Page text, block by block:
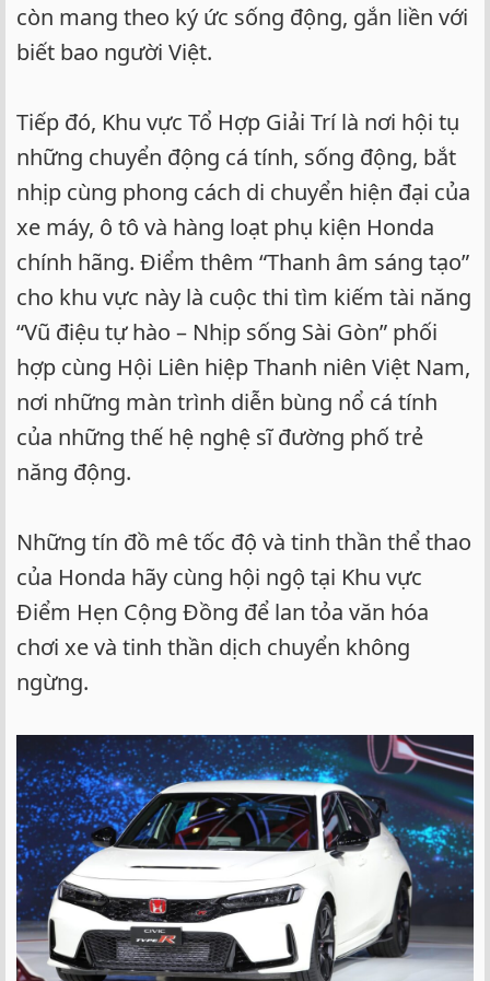
còn mang theo ký ức sống động, gắn liền với
biết bao người Việt.
Tiếp đó, Khu vực Tổ Hợp Giải Trí là nơi hội tụ
những chuyển động cá tính, sống động, bắt
nhịp cùng phong cách di chuyển hiện đại của
xe máy, ô tô và hàng loạt phụ kiện Honda
chính hãng. Điểm thêm “Thanh âm sáng tạo”
cho khu vực này là cuộc thi tìm kiếm tài năng
“Vũ điệu tự hào – Nhịp sống Sài Gòn” phối
hợp cùng Hội Liên hiệp Thanh niên Việt Nam,
nơi những màn trình diễn bùng nổ cá tính
của những thế hệ nghệ sĩ đường phố trẻ
năng động.
Những tín đồ mê tốc độ và tinh thần thể thao
của Honda hãy cùng hội ngộ tại Khu vực
Điểm Hẹn Cộng Đồng để lan tỏa văn hóa
chơi xe và tinh thần dịch chuyển không
ngừng.